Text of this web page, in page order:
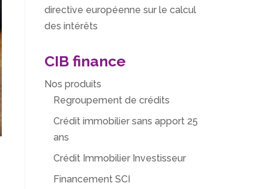
directive européenne sur le calcul
des intérêts
CIB finance
Nos produits
Regroupement de crédits
Crédit immobilier sans apport 25
ans
Crédit Immobilier Investisseur
Financement SCI